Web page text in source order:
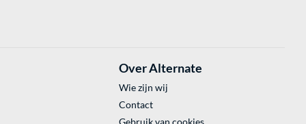
Over Alternate
Wie zijn wij
Contact